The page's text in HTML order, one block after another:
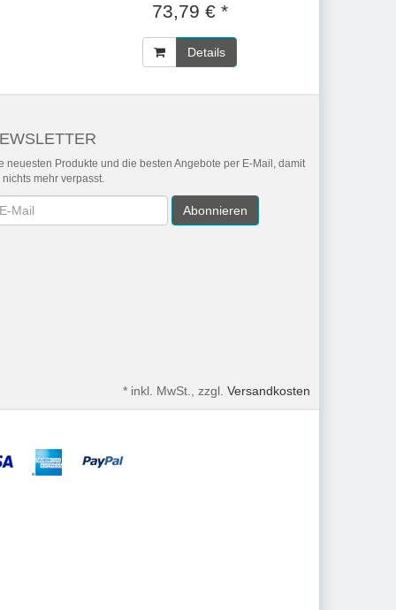
73,79 € *
Details
neuesten Produkte und die besten Angebote per E-Mail, damit
nichts mehr verpasst.
Abonnieren
* inkl. MwSt., zzgl. Versandkosten